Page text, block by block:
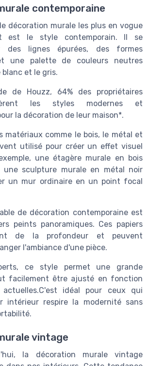
contemporaine
décoration murale les plus en vogue
est le style contemporain. Il se
des lignes épurées, des formes
une palette de couleurs neutres
blanc et le gris.
de Houzz, 64% des propriétaires
les styles modernes et
la décoration de leur maison*.
matériaux comme le bois, le métal et
utilisé pour créer un effet visuel
une étagère murale en bois
une sculpture murale en métal noir
un mur ordinaire en un point focal
de décoration contemporaine est
peints panoramiques. Ces papiers
de la profondeur et peuvent
l'ambiance d'une pièce.
ce style permet une grande
facilement être ajusté en fonction
idéal pour ceux qui
intérieur respire la modernité sans
vintage
la décoration murale vintage